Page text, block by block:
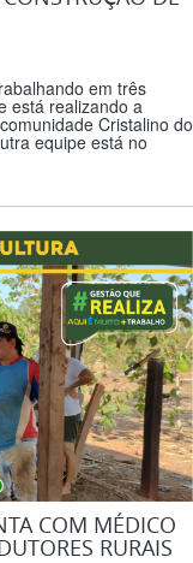
em três
está realizando a
Cristalino do
equipe está no
COM MÉDICO
RURAIS